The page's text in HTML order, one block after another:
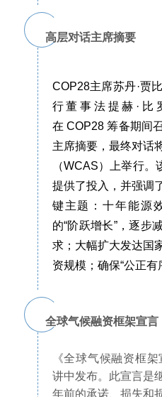
高层对话主席摘要
COP28主席苏丹·贾
行董事法提赫·比
在 COP28 筹备期间
主席摘要，最终对话
（WCAS）上举行
提供了投入，并强调
键主题：十年能源
的“阶跃增长”，逐步
求；大幅扩大发达国
资规模；确保“公正有
全球气候融资框架宣言
《全球气候融资框
讲中发布。此宣言是
年前的承诺、损失和